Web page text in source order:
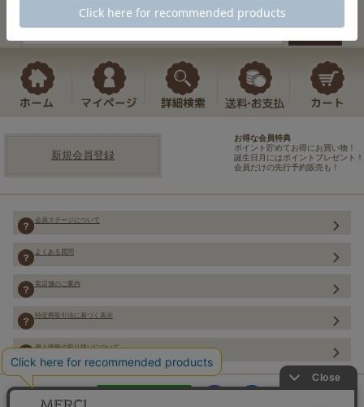
新規会員登録
お得な会員特典
ポイント貯めてお得にお買い物！
誕生日月にはポイントプレゼント！
会員だけの先行予約販売も！
会員ステージについて
よくある質問
実店舗のご案内
特定商取引法に基づく表示
個人情報の取り扱いについて